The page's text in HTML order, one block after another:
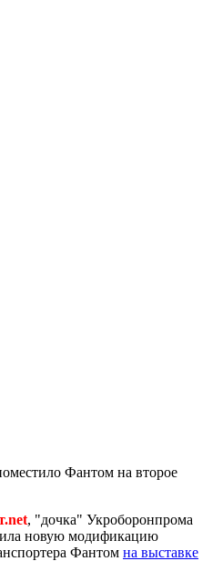
Фантом на второе
, "дочка" Укроборонпрома
новую модификацию
Фантом на выставке